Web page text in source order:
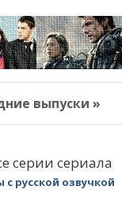
выпуски »
серии сериала
русской озвучкой